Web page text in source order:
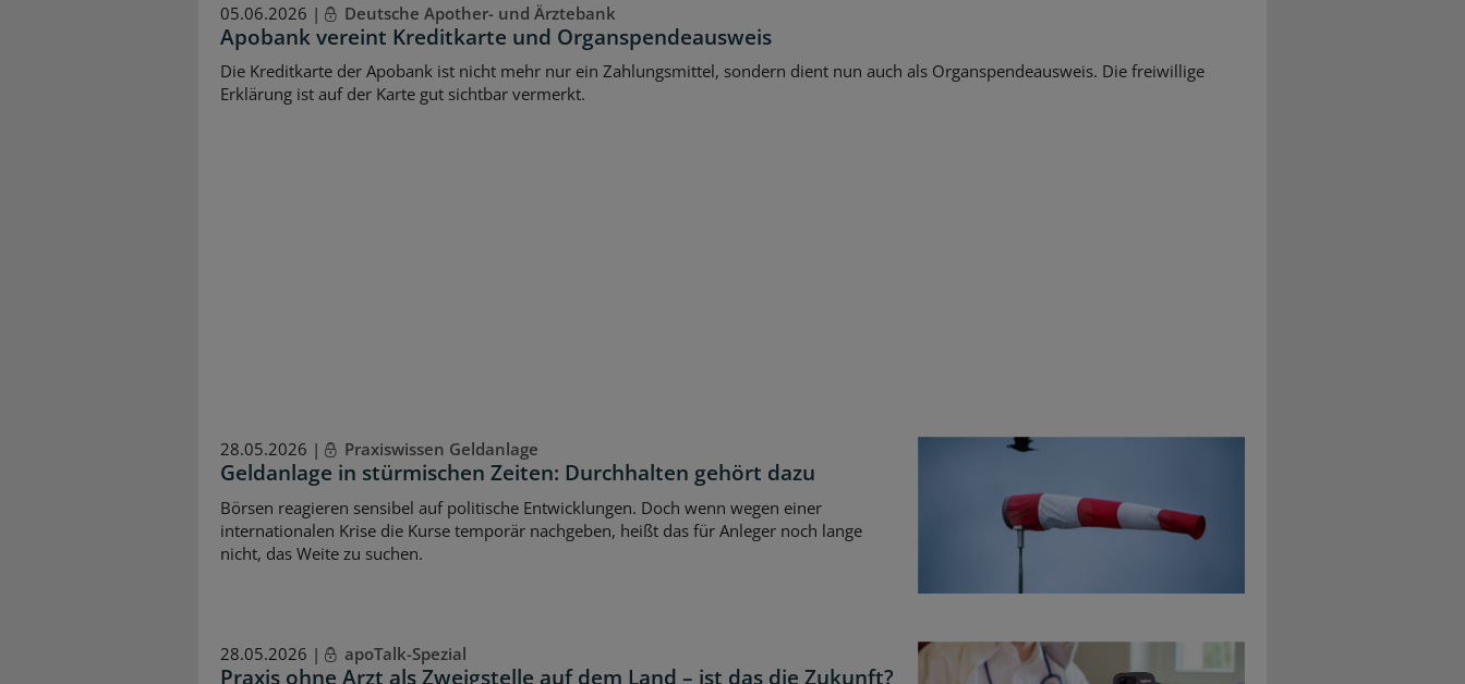
05.06.2026 | Deutsche Apother- und Ärztebank
Apobank vereint Kreditkarte und Organspendeausweis
Die Kreditkarte der Apobank ist nicht mehr nur ein Zahlungsmittel, sondern dient nun auch als Organspendeausweis. Die freiwillige
Erklärung ist auf der Karte gut sichtbar vermerkt.
28.05.2026 | Praxiswissen Geldanlage
Geldanlage in stürmischen Zeiten: Durchhalten gehört dazu
Börsen reagieren sensibel auf politische Entwicklungen. Doch wenn wegen einer
internationalen Krise die Kurse temporär nachgeben, heißt das für Anleger noch lange
nicht, das Weite zu suchen.
28.05.2026 | apoTalk-Spezial
Praxis ohne Arzt als Zweigstelle auf dem Land – ist das die Zukunft?